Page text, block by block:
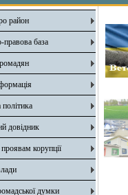
район
база
довідник
корупції
думки